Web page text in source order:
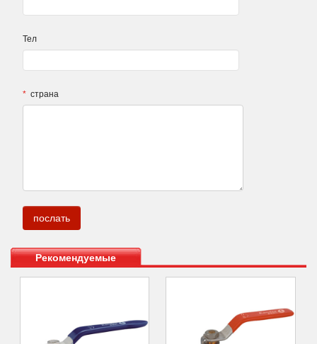
Тел
* страна
Рекомендуемые
продукты